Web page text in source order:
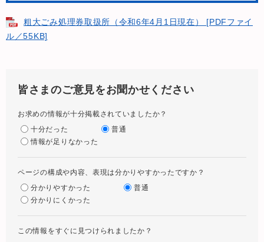
粗大ごみ処理券取扱所（令和6年4月1日現在） [PDFファイ
ル／55KB]
皆さまのご意見をお聞かせください
お求めの情報が十分掲載されていましたか？
十分だった
普通
情報が足りなかった
ページの構成や内容、表現は分かりやすかったですか？
分かりやすかった
普通
分かりにくかった
この情報をすぐに見つけられましたか？